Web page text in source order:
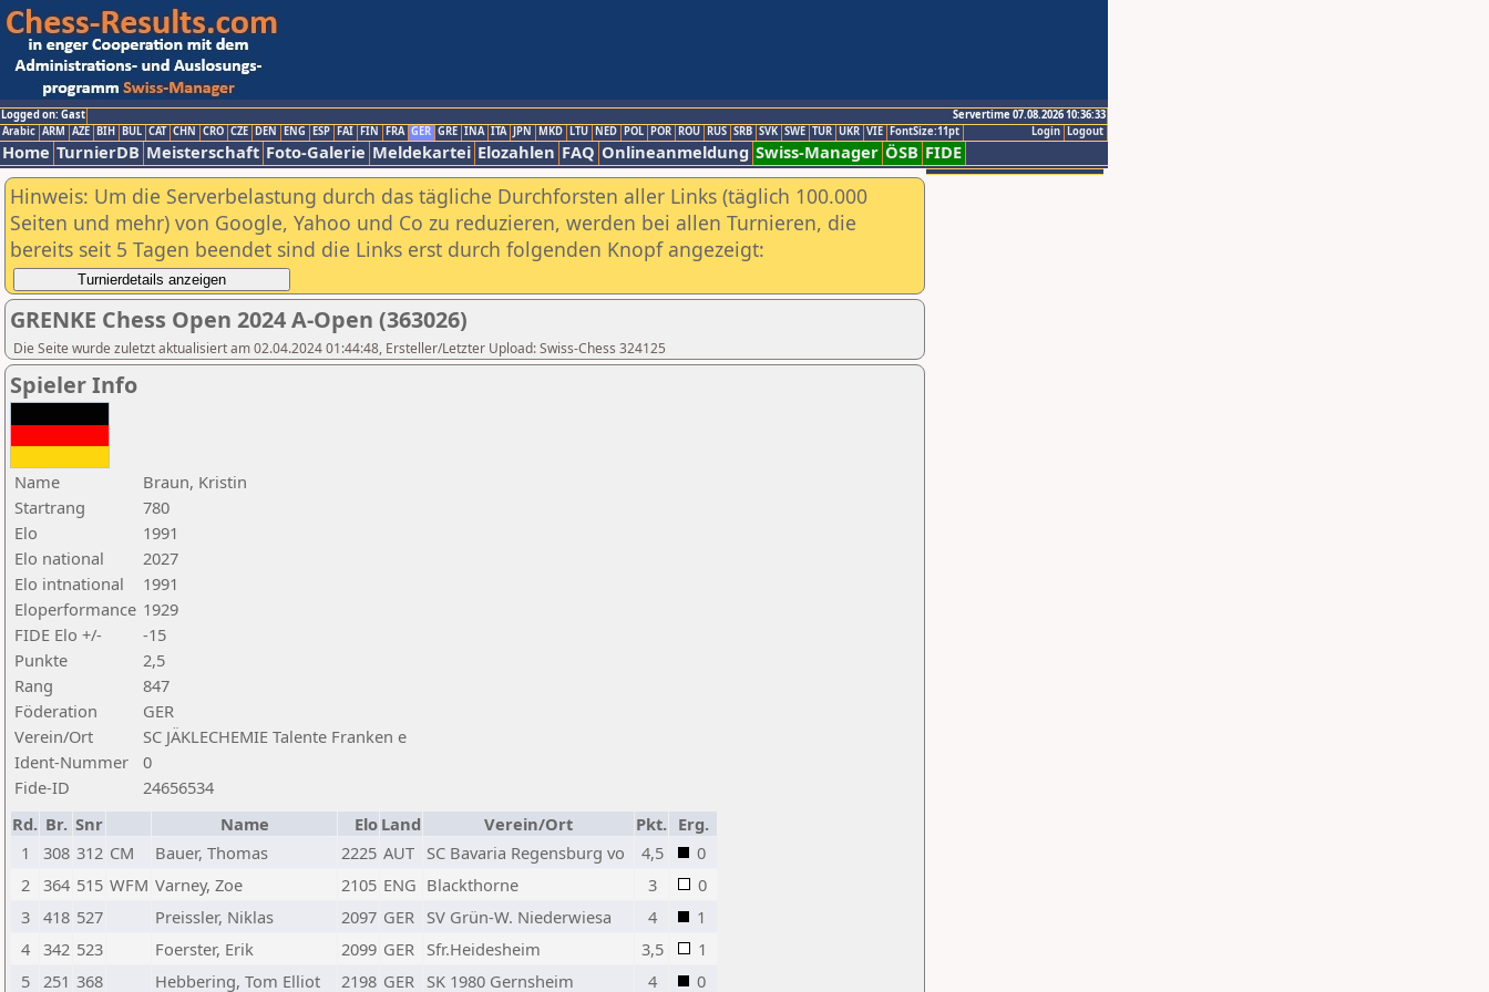
Logged on: Gast
Servertime 07.08.2026 10:36:33
Logout
Login
Arabic ARM AZE BIH BUL CAT CHN CRO CZE DEN ENG ESP FAI FIN FRA GER GRE INA ITA JPN MKD LTU NED POL POR ROU RUS SRB SVK SWE TUR UKR VIE FontSize:11pt
Home TurnierDB Meisterschaft Foto-Galerie Meldekartei Elozahlen FAQ Onlineanmeldung Swiss-Manager ÖSB FIDE
Hinweis: Um die Serverbelastung durch das tägliche Durchforsten aller Links (täglich 100.000
Seiten und mehr) von Google, Yahoo und Co zu reduzieren, werden bei allen Turnieren, die
bereits seit 5 Tagen beendet sind die Links erst durch folgenden Knopf angezeigt:
GRENKE Chess Open 2024 A-Open (363026)
Die Seite wurde zuletzt aktualisiert am 02.04.2024 01:44:48, Ersteller/Letzter Upload: Swiss-Chess 324125
Spieler Info
Name
Braun, Kristin
Startrang
780
Elo
1991
Elo national
2027
Elo intnational
1991
Eloperformance 1929
FIDE Elo +/-
-15
Punkte
2,5
Rang
847
Föderation
GER
Verein/Ort
SC JÄKLECHEMIE Talente Franken e
Ident-Nummer
0
Fide-ID
24656534
Rd. Br. Snr Name Elo Land Verein/Ort Pkt. Erg.
1
308 312 CM Bauer, Thomas 2225 AUT SC Bavaria Regensburg vo 4,5
0
2 364 515 WFM Varney, Zoe 2105 ENG Blackthorne 3
0
3 418 527 Preissler, Niklas 2097 GER SV Grün-W. Niederwiesa 4
1
4 342 523 Foerster, Erik 2099 GER Sfr.Heidesheim 3,5
1
5 251 368 Hebbering, Tom Elliot 2198 GER SK 1980 Gernsheim 4 0